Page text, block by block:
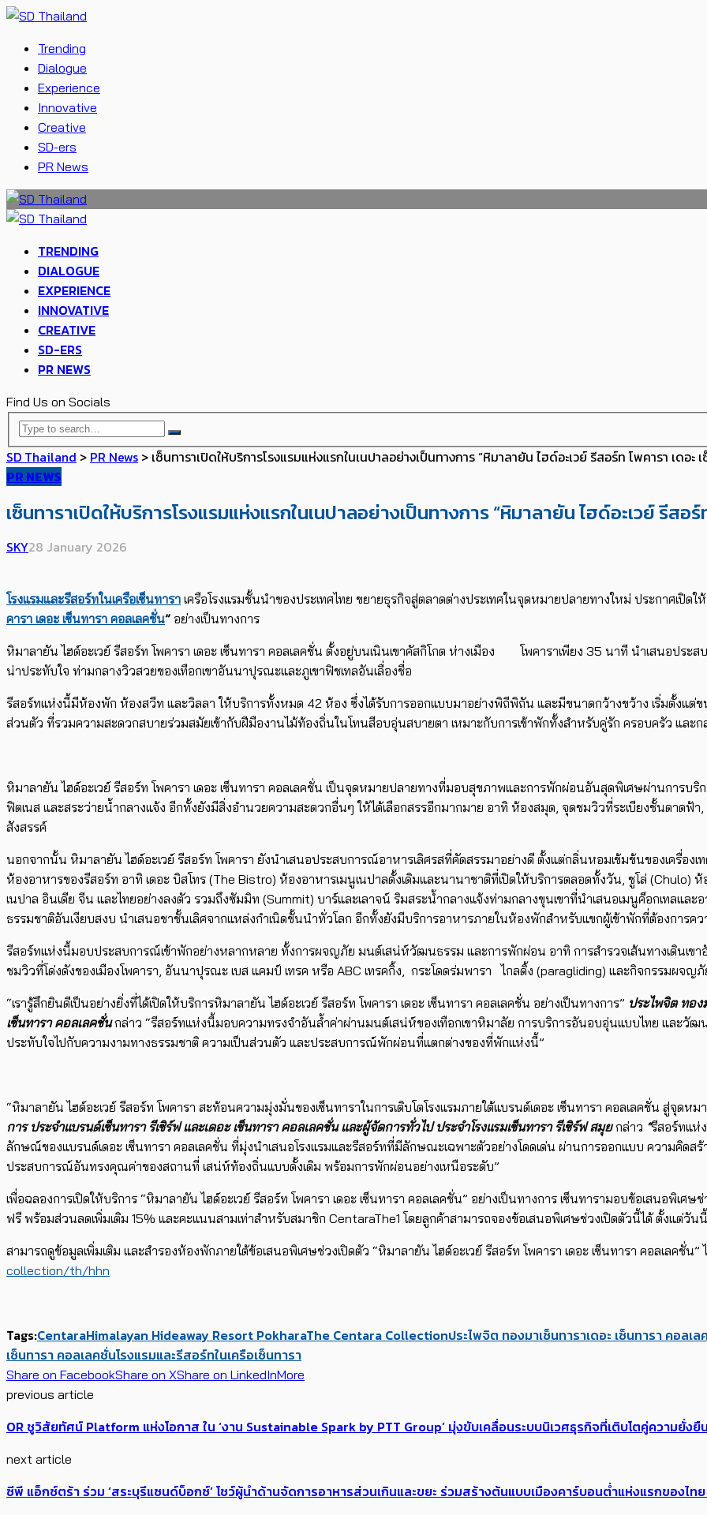
Trending
Dialogue
Experience
Innovative
Creative
SD-ers
PR News
TRENDING
DIALOGUE
EXPERIENCE
INNOVATIVE
CREATIVE
SD-ERS
PR NEWS
Find Us on Socials
SD Thailand > PR News > เซ็นทาราเปิดให้บริการโรงแรมแห่งแรกในเนปาลอย่างเป็นทางการ “หิมาลายัน ไฮด์อะเวย์ รีสอร์ท โพคารา เดอะ
PR NEWS
เซ็นทาราเปิดให้บริการโรงแรมแห่งแรกในเนปาลอย่างเป็นทางการ “หิมาลายัน ไฮด์อะเวย์ รีสอ
SKY28 January 2026
โรงแรมและรีสอร์ทในเครือเซ็นทารา เครือโรงแรมชั้นนำของประเทศไทย ขยายธุรกิจสู่ตลาดต่างประเทศในจุดหมายปลายทางใหม่ ประกาศเปิดใ
คารา เดอะ เซ็นทารา คอลเลคชั่น” อย่างเป็นทางการ
หิมาลายัน ไฮด์อะเวย์ รีสอร์ท โพคารา เดอะ เซ็นทารา คอลเลคชั่น ตั้งอยู่บนเนินเขาคัสกิโกต ห่างเมือง โพคาราเพียง 35 นาที นำเสนอปร
น่าประทับใจ ท่ามกลางวิวสวยของเทือกเขาอันนาปุรณะและภูเขาฟิชเทลอันเลื่องชื่อ
รีสอร์ทแห่งนี้มีห้องพัก ห้องสวีท และวิลลา ให้บริการทั้งหมด 42 ห้อง ซึ่งได้รับการออกแบบมาอย่างพิถีพิถัน และมีขนาดกว้างขว้าง เริ่มตั้งแต่ข
ส่วนตัว ที่รวมความสะดวกสบายร่วมสมัยเข้ากับฝีมืองานไม้ท้องถิ่นในโทนสีอบอุ่นสบายตา เหมาะกับการเข้าพักทั้งสำหรับคู่รัก ครอบครัว และก
หิมาลายัน ไฮด์อะเวย์ รีสอร์ท โพคารา เดอะ เซ็นทารา คอลเลคชั่น เป็นจุดหมายปลายทางที่มอบสุขภาพและการพักผ่อนอันสุดพิเศษผ่านการบริ
ฟิตเนส และสระว่ายน้ำกลางแจ้ง อีกทั้งยังมีสิ่งอำนวยความสะดวกอื่นๆ ให้ได้เลือกสรรอีกมากมาย อาทิ ห้องสมุด, จุดชมวิวที่ระเบียงชั้นดาดฟ้า
สังสรรค์
นอกจากนั้น หิมาลายัน ไฮด์อะเวย์ รีสอร์ท โพคารา ยังนำเสนอประสบการณ์อาหารเลิศรสที่คัดสรรมาอย่างดี ตั้งแต่กลิ่นหอมเข้มข้นของเครื่อ
ห้องอาหารของรีสอร์ท อาทิ เดอะ บิสโทร (The Bistro) ห้องอาหารเมนูเนปาลดั้งเดิมและนานาชาติที่เปิดให้บริการตลอดทั้งวัน, ชูโล่ (Chulo)
เนปาล อินเดีย จีน และไทยอย่างลงตัว รวมถึงซัมมิท (Summit) บาร์และเลาจน์ ริมสระน้ำกลางแจ้งท่ามกลางขุนเขาที่นำเสนอเมนูค็อกเทลแ
ธรรมชาติอันเงียบสงบ นำเสนอชาชั้นเลิศจากแหล่งกำเนิดชั้นนำทั่วโลก อีกทั้งยังมีบริการอาหารภายในห้องพักสำหรับแขกผู้เข้าพักที่ต้องการค
รีสอร์ทแห่งนี้มอบประสบการณ์เข้าพักอย่างหลากหลาย ทั้งการผจญภัย มนต์เสน่ห์วัฒนธรรม และการพักผ่อน อาทิ การสำรวจเส้นทางเดินเข
ชมวิวที่โด่งดังของเมืองโพคารา, อันนาปุรณะ เบส แคมป์ เทรค หรือ ABC เทรคกิ้ง, กระโดดร่มพารา ไกลดิ้ง (paragliding) และกิจกรรมผจญ
“เรารู้สึกยินดีเป็นอย่างยิ่งที่ได้เปิดให้บริการหิมาลายัน ไฮด์อะเวย์ รีสอร์ท โพคารา เดอะ เซ็นทารา คอลเลคชั่น อย่างเป็นทางการ” ประไพจิต ทอง
เซ็นทารา คอลเลคชั่นกล่าว “รีสอร์ทแห่งนี้มอบความทรงจำอันล้ำค่าผ่านมนต์เสน่ห์ของเทือกเขาหิมาลัย การบริการอันอบอุ่นแบบไทย และวัฒน
ประทับใจไปกับความงามทางธรรมชาติ ความเป็นส่วนตัว และประสบการณ์พักผ่อนที่แตกต่างของที่พักแห่งนี้”
“หิมาลายัน ไฮด์อะเวย์ รีสอร์ท โพคารา สะท้อนความมุ่งมั่นของเซ็นทาราในการเติบโตโรงแรมภายใต้แบรนด์เดอะ เซ็นทารา คอลเลคชั่น สู่จุดห
การ ประจำแบรนด์เซ็นทารา รีเซิร์ฟ และเดอะ เซ็นทารา คอลเลคชั่น และผู้จัดการทั่วไป ประจำโรงแรมเซ็นทารา รีเซิร์ฟ สมุยกล่าว “รีสอร์ทแห่
ลักษณ์ของแบรนด์เดอะ เซ็นทารา คอลเลคชั่น ที่มุ่งนำเสนอโรงแรมและรีสอร์ทที่มีลักษณะเฉพาะตัวอย่างโดดเด่น ผ่านการออกแบบ ความคิดส
ประสบการณ์อันทรงคุณค่าของสถานที่ เสน่ห์ท้องถิ่นแบบดั้งเดิม พร้อมการพักผ่อนอย่างเหนือระดับ”
เพื่อฉลองการเปิดให้บริการ “หิมาลายัน ไฮด์อะเวย์ รีสอร์ท โพคารา เดอะ เซ็นทารา คอลเลคชั่น” อย่างเป็นทางการ เซ็นทารามอบข้อเสนอพิ
ฟรี พร้อมส่วนลดเพิ่มเติม 15% และคะแนนสามเท่าสำหรับสมาชิก CentaraThe1 โดยลูกค้าสามารถจองข้อเสนอพิเศษช่วงเปิดตัวนี้ได้ ตั้งแต่
สามารถดูข้อมูลเพิ่มเติม และสำรองห้องพักภายใต้ข้อเสนอพิเศษช่วงเปิดตัว “หิมาลายัน ไฮด์อะเวย์ รีสอร์ท โพคารา เดอะ เซ็นทารา คอลเลคชั่น”
collection/th/hhn
Tags:CentaraHimalayan Hideaway Resort PokharaThe Centara Collectionประไพจิต ทองมาเซ็นทาราเดอะ เซ็นทารา คอลเล
เซ็นทารา คอลเลคชั่นโรงแรมและรีสอร์ทในเครือเซ็นทารา
Share on FacebookShare on XShare on LinkedInMore
previous article
OR ชูวิสัยทัศน์ Platform แห่งโอกาส ใน ‘งาน Sustainable Spark by PTT Group’ มุ่งขับเคลื่อนระบบนิเวศธุรกิจที่เติบโตคู่ความยั่งยืน
next article
ซีพี แอ็กซ์ตร้า ร่วม ‘สระบุรีแซนด์บ็อกซ์’ โชว์ผู้นำด้านจัดการอาหารส่วนเกินและขยะ ร่วมสร้างต้นแบบเมืองคาร์บอนต่ำแห่งแรกของไทย